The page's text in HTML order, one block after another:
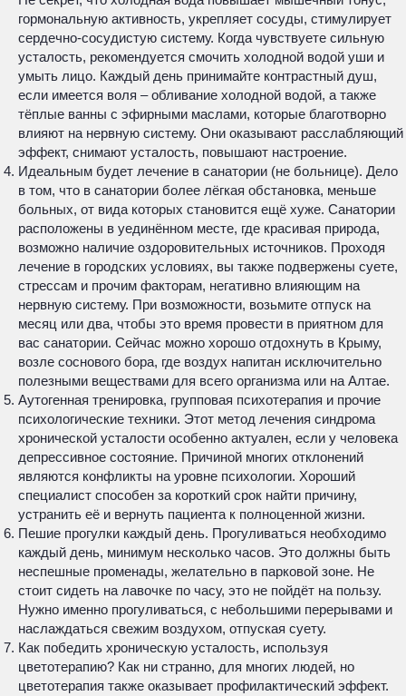
гормональную активность, укрепляет сосуды, стимулирует
сердечно-сосудистую систему. Когда чувствуете сильную
усталость, рекомендуется смочить холодной водой уши и
умыть лицо. Каждый день принимайте контрастный душ,
если имеется воля – обливание холодной водой, а также
тёплые ванны с эфирными маслами, которые благотворно
влияют на нервную систему. Они оказывают расслабляющий
эффект, снимают усталость, повышают настроение.
Идеальным будет лечение в санатории (не больнице). Дело
в том, что в санатории более лёгкая обстановка, меньше
больных, от вида которых становится ещё хуже. Санатории
расположены в уединённом месте, где красивая природа,
возможно наличие оздоровительных источников. Проходя
лечение в городских условиях, вы также подвержены суете,
стрессам и прочим факторам, негативно влияющим на
нервную систему. При возможности, возьмите отпуск на
месяц или два, чтобы это время провести в приятном для
вас санатории. Сейчас можно хорошо отдохнуть в Крыму,
возле соснового бора, где воздух напитан исключительно
полезными веществами для всего организма или на Алтае.
Аутогенная тренировка, групповая психотерапия и прочие
психологические техники. Этот метод лечения синдрома
хронической усталости особенно актуален, если у человека
депрессивное состояние. Причиной многих отклонений
являются конфликты на уровне психологии. Хороший
специалист способен за короткий срок найти причину,
устранить её и вернуть пациента к полноценной жизни.
Пешие прогулки каждый день. Прогуливаться необходимо
каждый день, минимум несколько часов. Это должны быть
неспешные променады, желательно в парковой зоне. Не
стоит сидеть на лавочке по часу, это не пойдёт на пользу.
Нужно именно прогуливаться, с небольшими перерывами и
наслаждаться свежим воздухом, отпуская суету.
Как победить хроническую усталость, используя
цветотерапию? Как ни странно, для многих людей, но
цветотерапия также оказывает профилактический эффект.